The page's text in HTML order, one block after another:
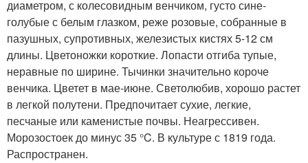
диаметром, с колесовидным венчиком, густо сине-
голубые с белым глазком, реже розовые, собранные в
пазушных, супротивных, железистых кистях 5-12 см
длины. Цветоножки короткие. Лопасти отгиба тупые,
неравные по ширине. Тычинки значительно короче
венчика. Цветет в мае-июне. Светолюбив, хорошо растет
в легкой полутени. Предпочитает сухие, легкие,
песчаные или каменистые почвы. Неагрессивен.
Морозостоек до минус 35 °C. В культуре с 1819 года.
Распространен.